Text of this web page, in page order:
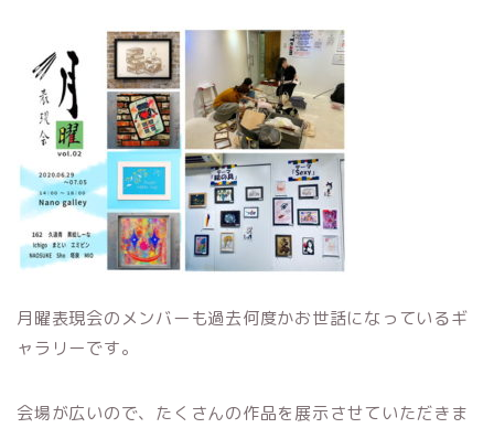
月曜表現会のメンバーも過去何度かお世話になっているギ
ャラリーです。
会場が広いので、たくさんの作品を展示させていただきま